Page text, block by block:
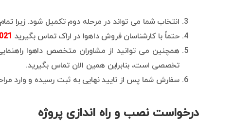
انتخاب شما می تواند در مرحله دوم تکمیل شود. زیرا
حتماً با کارشناسان فروش داهوا در اراک تماس بگیرید 52605
همچنین می توانید از مشاوران متخصص داهوا
تخصصی است، بنابراین همین الان تماس بگیرید.
سفارش شما پس از تایید نهایی به ثبت رسیده و وارد
درخواست نصب و راه اندازی پروژه